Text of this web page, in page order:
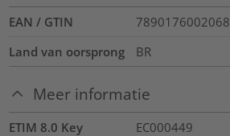
EAN / GTIN
7890176002068
Land van oorsprong
BR
Meer informatie
ETIM 8.0 Key
EC000449